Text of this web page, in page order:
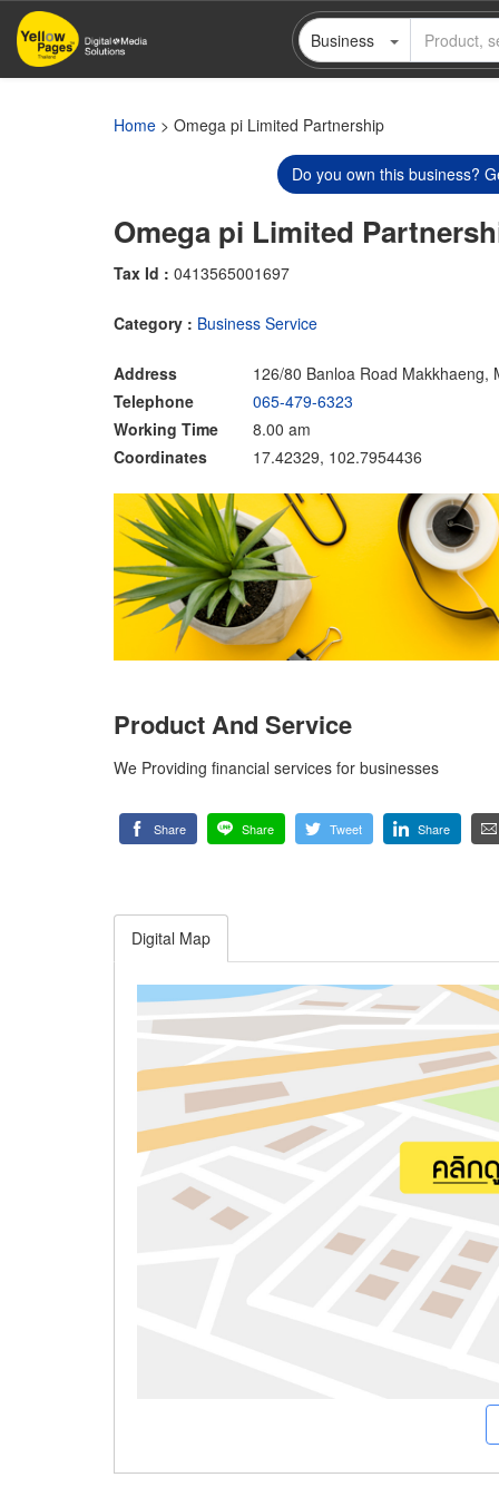
Skip
main
Business
Home > Omega pi Limited Partnership
Do you own this business?
Omega pi Limited
Tax Id : 0413565001697
Category : Business Service
Address
126/80 Banloa Road
Telephone
065-479-6323
Working Time
8.00 am
Coordinates
17.42329, 102.7954436
Product And Service
We Providing financial services for businesses
Share Share Tweet Share
Digital Map